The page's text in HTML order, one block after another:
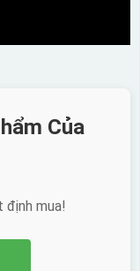
Của
mua!